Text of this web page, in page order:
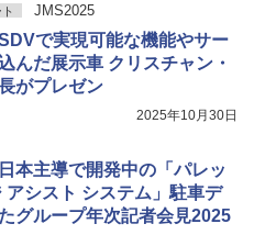
JMS2025
で実現可能な機能やサー
んだ展示車 クリスチャン・
がプレゼン
2025年10月30日
本主導で開発中の「パレッ
アシスト システム」駐車デ
グループ年次記者会見2025